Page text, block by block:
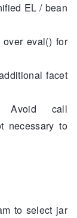
EL / bean
eval() for
facet
call
necessary to
to select jar